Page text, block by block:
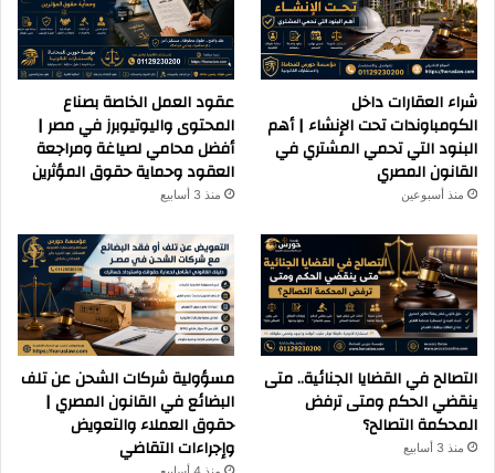
شراء العقارات داخل
الكومباوندات تحت الإنشاء | أهم
البنود التي تحمي المشتري في
القانون المصري
منذ أسبوعين
عقود العمل الخاصة بصناع
المحتوى واليوتيوبرز في مصر |
أفضل محامي لصياغة ومراجعة
العقود وحماية حقوق المؤثرين
منذ 3 أسابيع
التصالح في القضايا الجنائية.. متى
ينقضي الحكم ومتى ترفض
المحكمة التصالح؟
منذ 3 أسابيع
مسؤولية شركات الشحن عن تلف
البضائع في القانون المصري |
حقوق العملاء والتعويض
وإجراءات التقاضي